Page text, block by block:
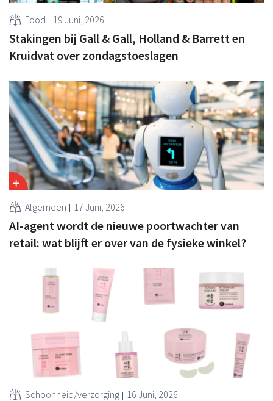
Food 19 Juni, 2026
Stakingen bij Gall & Gall, Holland & Barrett en
Kruidvat over zondagstoeslagen
Algemeen 17 Juni, 2026
AI-agent wordt de nieuwe poortwachter van
retail: wat blijft er over van de fysieke winkel?
Schoonheid/verzorging 16 Juni, 2026